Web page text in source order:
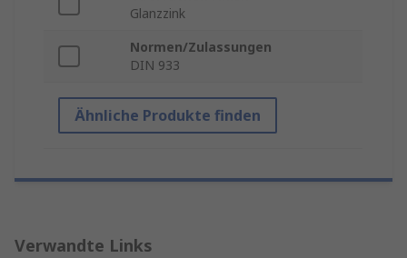
Glanzzink
Normen/Zulassungen
DIN 933
Ähnliche Produkte finden
Verwandte Links